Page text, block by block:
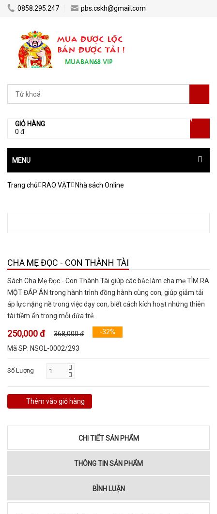
0858.295.247 pbs.cskh@gmail.com
GIỎ HÀNG
0 đ
[0]
MENU
Trang chủ RAO VẶT Nhà sách Online
CHA MẸ ĐỌC - CON THÀNH TÀI
Sách Cha Mẹ Đọc - Con Thành Tài giúp các bậc làm cha mẹ TÌM RA
MỘT ĐÁP ÁN trong hành trình đồng hành cùng con, giúp giảm tải
áp lực nặng nề trong việc dạy con, biết cách kích hoạt những thiên
tài tiềm ẩn trong mỗi đứa trẻ.
250,000 đ 368,000 đ -32%
Mã SP: NSOL-0002/293
Số Lượng
Thêm vào giỏ hàng
CHI TIẾT SẢN PHẨM
THÔNG TIN SẢN PHẨM
BÌNH LUẬN